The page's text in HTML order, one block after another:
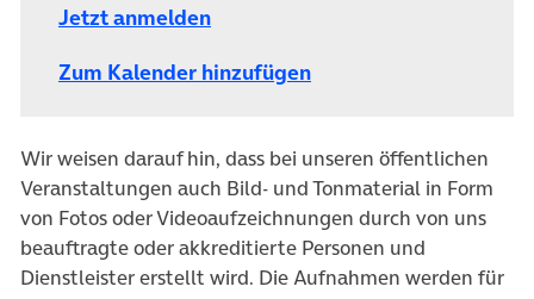
Jetzt anmelden
Zum Kalender hinzufügen
Wir weisen darauf hin, dass bei unseren öffentlichen
Veranstaltungen auch Bild- und Tonmaterial in Form
von Fotos oder Videoaufzeichnungen durch von uns
beauftragte oder akkreditierte Personen und
Dienstleister erstellt wird. Die Aufnahmen werden für